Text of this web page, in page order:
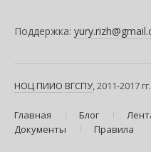
Поддержка:
НОЦ ПИИО ВГСПУ, 2011-2017 гг.
Главная Блог
Документы
Правила